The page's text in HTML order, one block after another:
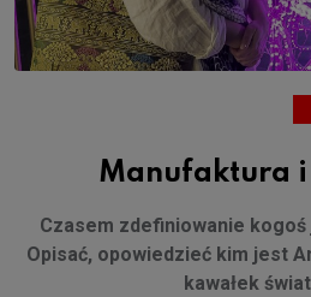
Manufaktura i
Czasem zdefiniowanie
Opisać, opowiedzieć kim jest
kawałek